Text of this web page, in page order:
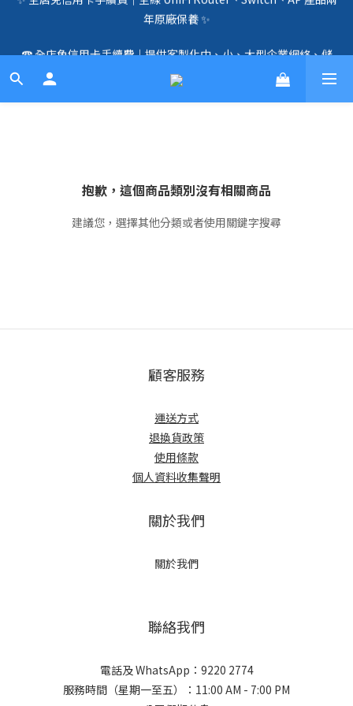
🛍️  全店免信用卡手續費、購物滿 HK$1000，即享免運優惠！
年原廠保養 ✨
☎️ 全店免信用卡手續費｜提供客製化中、小、大型企業網絡、儲
存、監控、會議、智能化等方案，歡迎聯絡！☎️
🛍️  全店免信用卡手續費、購物滿 HK$1000，即享免運優惠！
抱歉，這個商品類別沒有相關商品
建議您，選擇其他分類或者使用關鍵字搜尋
顧客服務
運送方式
退換貨政策
使用條款
個人資料收集聲明
關於我們
關於我們
聯絡我們
電話及 WhatsApp：9220 2774
服務時間（星期一至五）：11:00 AM - 7:00 PM